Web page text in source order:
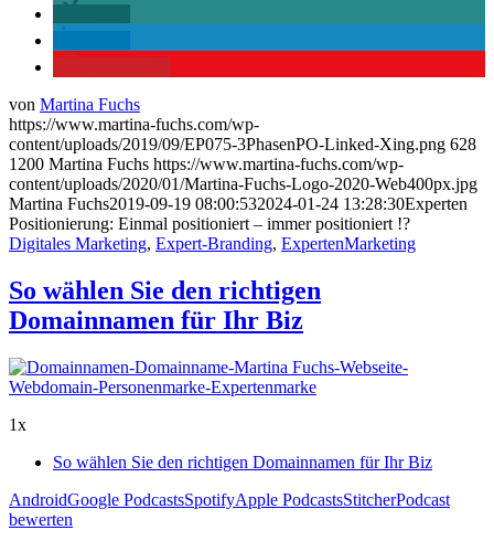
von Martina Fuchs
https://www.martina-fuchs.com/wp-
content/uploads/2019/09/EP075-3PhasenPO-Linked-Xing.png 628
1200 Martina Fuchs https://www.martina-fuchs.com/wp-
content/uploads/2020/01/Martina-Fuchs-Logo-2020-Web400px.jpg
Martina Fuchs2019-09-19 08:00:532024-01-24 13:28:30Experten
Positionierung: Einmal positioniert – immer positioniert !?
Digitales Marketing, Expert-Branding, ExpertenMarketing
So wählen Sie den richtigen
Domainnamen für Ihr Biz
1x
So wählen Sie den richtigen Domainnamen für Ihr Biz
AndroidGoogle PodcastsSpotifyApple PodcastsStitcherPodcast
bewerten